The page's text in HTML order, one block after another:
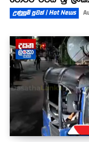
උණුසුම් පුවත් | Hot News